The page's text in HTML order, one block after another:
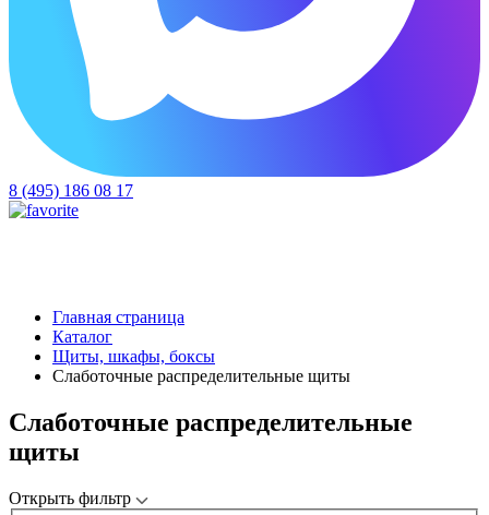
8 (495) 186 08 17
Главная страница
Каталог
Щиты, шкафы, боксы
Слаботочные распределительные щиты
Слаботочные распределительные
щиты
Открыть фильтр